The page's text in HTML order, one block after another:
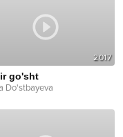
2017
go'sht
Do'stbayeva